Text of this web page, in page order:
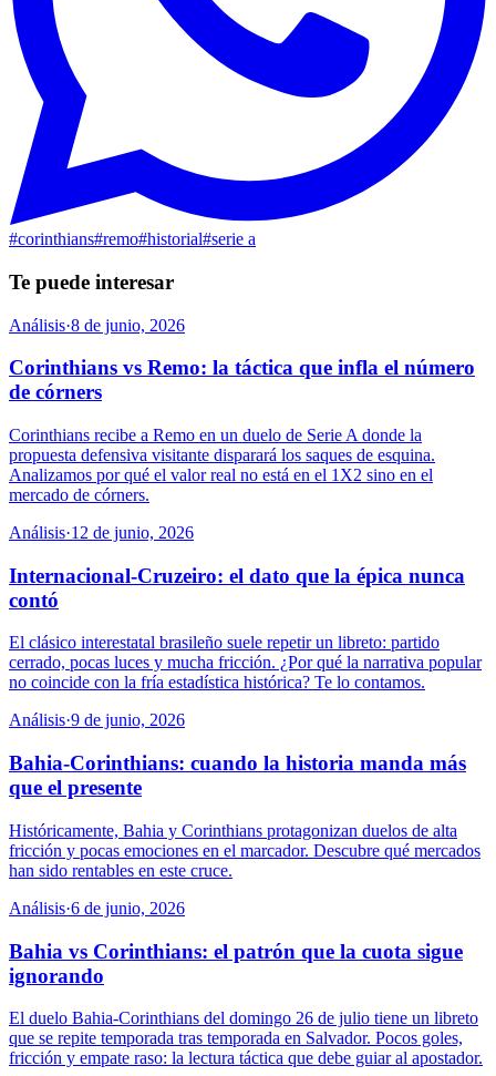
#corinthians#remo#historial#serie a
Te puede interesar
Análisis·8 de junio, 2026
Corinthians vs Remo: la táctica que infla el número
de córners
Corinthians recibe a Remo en un duelo de Serie A donde la
propuesta defensiva visitante disparará los saques de esquina.
Analizamos por qué el valor real no está en el 1X2 sino en el
mercado de córners.
Análisis·12 de junio, 2026
Internacional-Cruzeiro: el dato que la épica nunca
contó
El clásico interestatal brasileño suele repetir un libreto: partido
cerrado, pocas luces y mucha fricción. ¿Por qué la narrativa popular
no coincide con la fría estadística histórica? Te lo contamos.
Análisis·9 de junio, 2026
Bahia-Corinthians: cuando la historia manda más
que el presente
Históricamente, Bahia y Corinthians protagonizan duelos de alta
fricción y pocas emociones en el marcador. Descubre qué mercados
han sido rentables en este cruce.
Análisis·6 de junio, 2026
Bahia vs Corinthians: el patrón que la cuota sigue
ignorando
El duelo Bahia-Corinthians del domingo 26 de julio tiene un libreto
que se repite temporada tras temporada en Salvador. Pocos goles,
fricción y empate raso: la lectura táctica que debe guiar al apostador.